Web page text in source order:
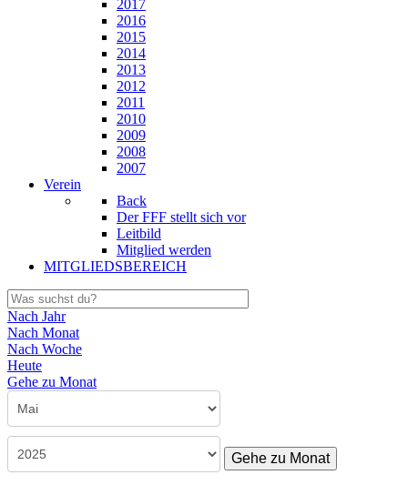
2017
2016
2015
2014
2013
2012
2011
2010
2009
2008
2007
Verein
Back
Der FFF stellt sich vor
Leitbild
Mitglied werden
MITGLIEDSBEREICH
Nach Jahr
Nach Monat
Nach Woche
Heute
Gehe zu Monat
Gehe zu Monat